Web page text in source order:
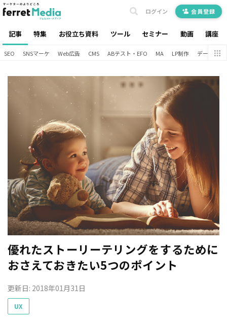
記事 特集 お役立ち資料 ツール セミナー 動画 講座
ログイン 会員登録
SEO SNSマーケ Web広告 CMS ABテスト・EFO MA LP制作 データ分析
優れたストーリーテリングをするために
おさえておきたい5つのポイント
更新日: 2018年01月31日
UX